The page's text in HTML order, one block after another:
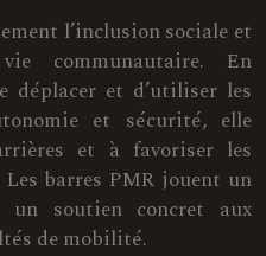
l’inclusion sociale et
communautaire. En
déplacer et d’utiliser les
et sécurité, elle
et à favoriser les
barres PMR jouent un
un soutien concret aux
de mobilité.